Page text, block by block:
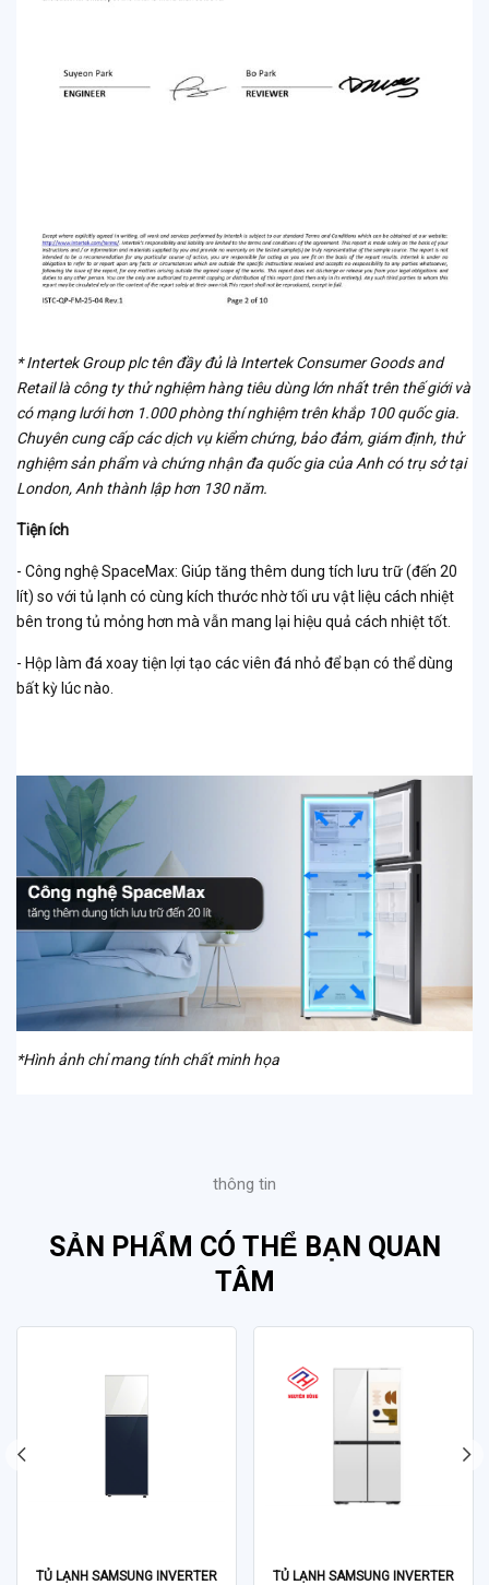
* Intertek Group plc tên đầy đủ là Intertek Consumer Goods and
Retail là công ty thử nghiệm hàng tiêu dùng lớn nhất trên thế giới và
có mạng lưới hơn 1.000 phòng thí nghiệm trên khắp 100 quốc gia.
Chuyên cung cấp các dịch vụ kiểm chứng, bảo đảm, giám định, thử
nghiệm sản phẩm và chứng nhận đa quốc gia của Anh có trụ sở tại
London, Anh thành lập hơn 130 năm.
Tiện ích
- Công nghệ SpaceMax: Giúp tăng thêm dung tích lưu trữ (đến 20
lít) so với tủ lạnh có cùng kích thước nhờ tối ưu vật liệu cách nhiệt
bên trong tủ mỏng hơn mà vẫn mang lại hiệu quả cách nhiệt tốt.
- Hộp làm đá xoay tiện lợi tạo các viên đá nhỏ để bạn có thể dùng
bất kỳ lúc nào.
*Hình ảnh chỉ mang tính chất minh họa
thông tin
SẢN PHẨM CÓ THỂ BẠN QUAN
TÂM
TỦ LẠNH SAMSUNG INVERTER
TỦ LẠNH SAMSUNG INVERTER